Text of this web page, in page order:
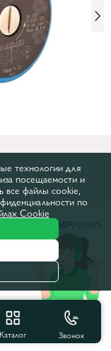
Каталог Звонок
технологии для
посещаемости и
все файлы cookie,
по
Cookie